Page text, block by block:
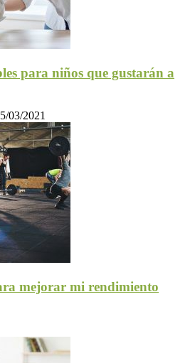
para niños que gustarán a
03/2021
mejorar mi rendimiento